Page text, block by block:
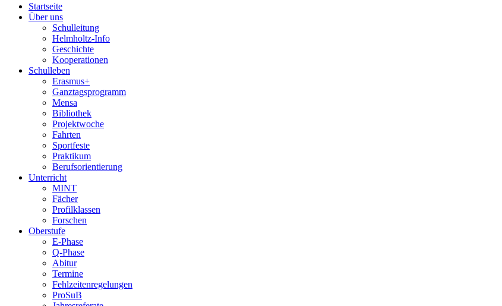
Startseite
Über uns
Schulleitung
Helmholtz-Info
Geschichte
Kooperationen
Schulleben
Erasmus+
Ganztagsprogramm
Mensa
Bibliothek
Projektwoche
Fahrten
Sportfeste
Praktikum
Berufsorientierung
Unterricht
MINT
Fächer
Profilklassen
Forschen
Oberstufe
E-Phase
Q-Phase
Abitur
Termine
Fehlzeitenregelungen
ProSuB